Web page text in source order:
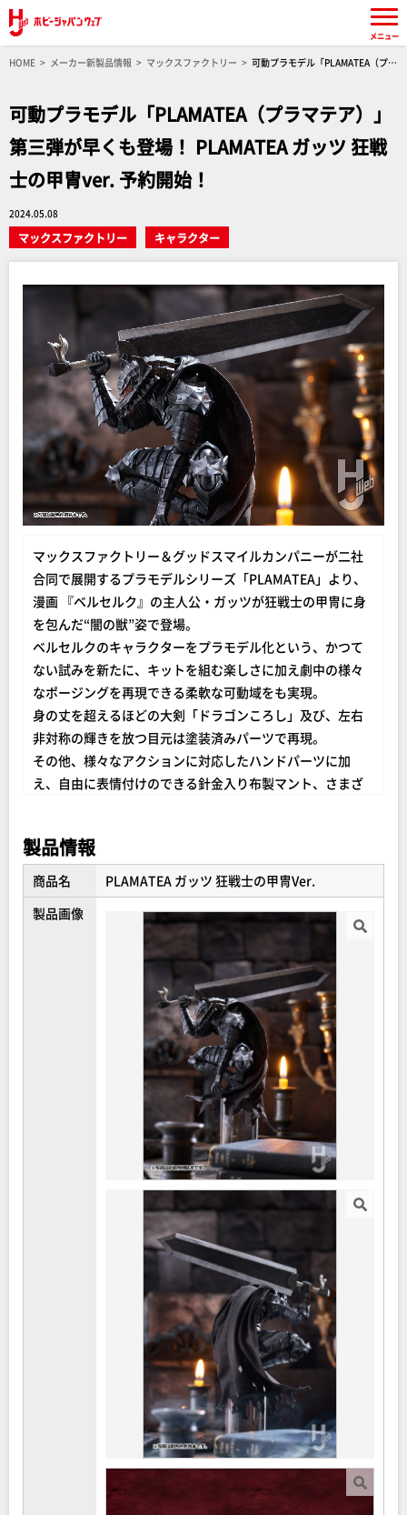
HOME メーカー新製品情報 マックスファクトリー
可動プラモデル「PLAMATEA（プラ
可動プラモデル「PLAMATEA（プラマテア）」
第三弾が早くも登場！ PLAMATEA ガッツ 狂戦
士の甲冑ver. 予約開始！
2024.05.08
マックスファクトリー キャラクター
マックスファクトリー＆グッドスマイルカンパニーが二社
合同で展開するプラモデルシリーズ「PLAMATEA」より、
漫画 『ベルセルク』の主人公・ガッツが狂戦士の甲冑に身
を包んだ“闇の獣”姿で登場。
ベルセルクのキャラクターをプラモデル化という、かつて
ない試みを新たに、キットを組む楽しさに加え劇中の様々
なポージングを再現できる柔軟な可動域をも実現。
身の丈を超えるほどの大剣「ドラゴンころし」及び、左右
非対称の輝きを放つ目元は塗装済みパーツで再現。
その他、様々なアクションに対応したハンドパーツに加
え、自由に表情付けのできる針金入り布製マント、さまざ
PLAMATEAとは：
グッドスマイルカンパニー＆マックスファクトリーによる
人物キャラクターを中心とした可動プラモデルシリーズ。
アニメ、マンガ、ゲーム、ボーカロイド、Vtuber、様々な
ジャンルのキャラクターを組み立てキットで再現します。
グッドスマイルカンパニー＆マックスファクトリーが長年
培ってきたキャラクターフィギュア技術と、近年成長させ
てきたプラモデル技術を併せ持った商品シリーズです。
製品情報
商品名
PLAMATEA ガッツ 狂戦士の甲冑Ver.
製品画像
メニュー